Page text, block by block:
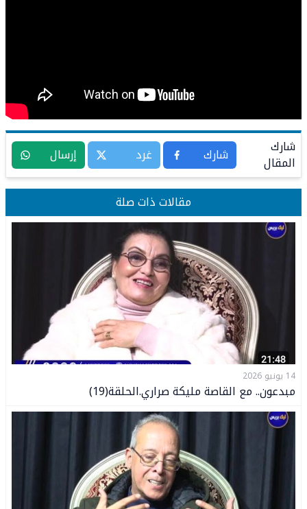
شارك
المقال شارك غرد إرسال
مقالات ذات صلة
14 يونيو 2026
مبدعون.. مع القاصة مليكة صراري.الحلقة(19)